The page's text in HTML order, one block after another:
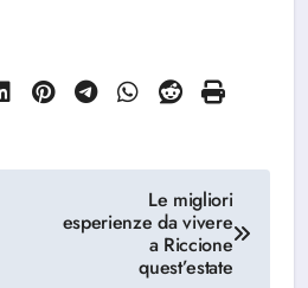
Le migliori
esperienze da vivere
a Riccione
quest’estate